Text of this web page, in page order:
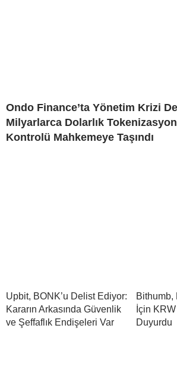
Ondo Finance’ta Yönetim Krizi
Milyarlarca Dolarlık
Kontrolü Mahkemeye Taşındı
Upbit, BONK’u Delist Ediyor:
Kararın Arkasında Güvenlik
ve Şeffaflık Endişeleri Var
Bithumb,
İçin
Duyurdu